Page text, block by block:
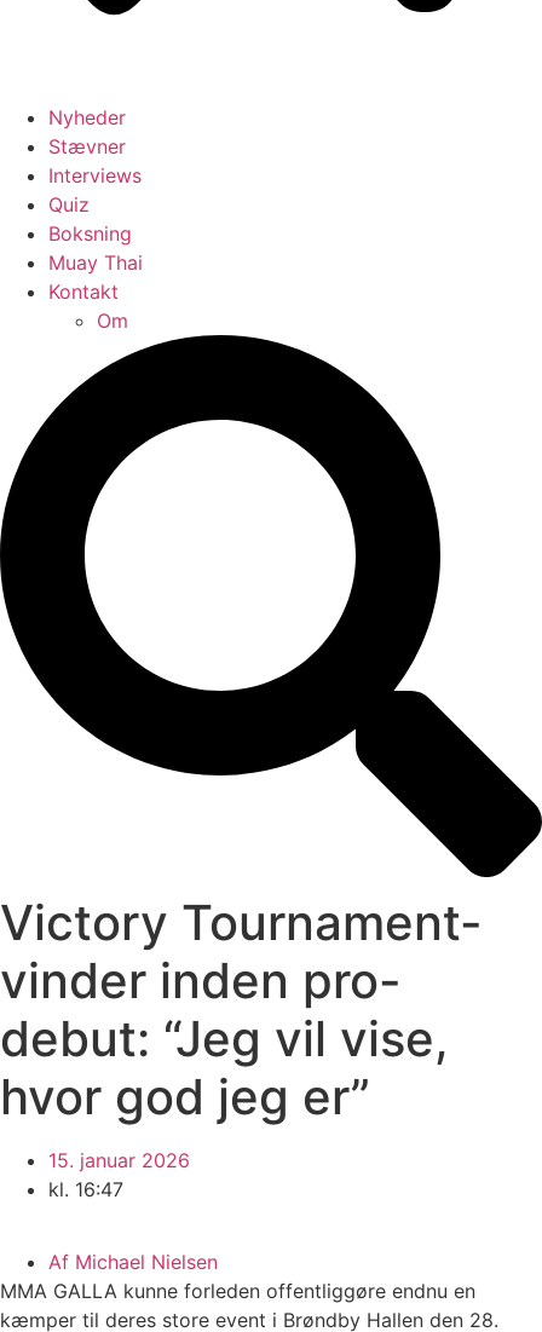
Nyheder
Stævner
Interviews
Quiz
Boksning
Muay Thai
Kontakt
Om
Victory Tournament-
vinder inden pro-
debut: “Jeg vil vise,
hvor god jeg er”
15. januar 2026
kl. 16:47
Af Michael Nielsen
MMA GALLA kunne forleden offentliggøre endnu en
kæmper til deres store event i Brøndby Hallen den 28.